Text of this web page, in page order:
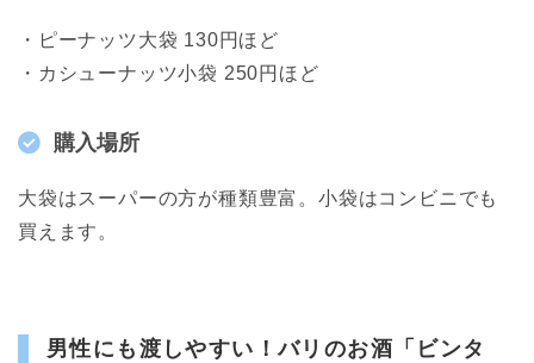
・ピーナッツ大袋 130円ほど
・カシューナッツ小袋 250円ほど
購入場所
大袋はスーパーの方が種類豊富。小袋はコンビニでも
買えます。
男性にも渡しやすい！バリのお酒「ビンタ